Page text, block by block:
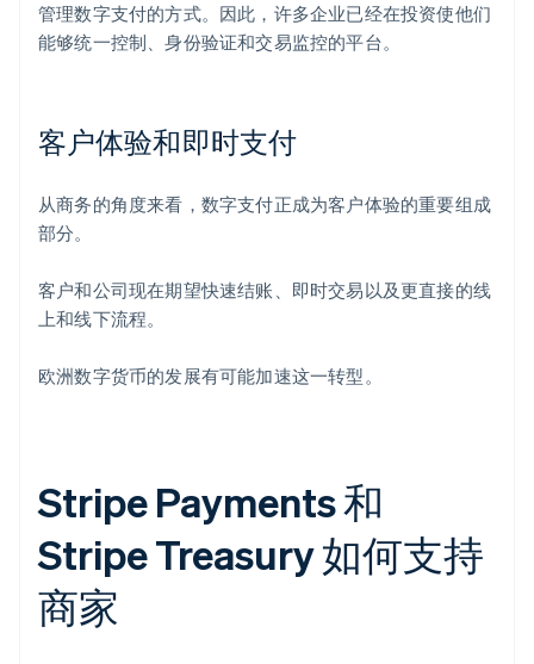
管理数字支付的方式。因此，许多企业已经在投资使他们
能够统一控制、身份验证和交易监控的平台。
客户体验和即时支付
从商务的角度来看，数字支付正成为客户体验的重要组成
部分。
客户和公司现在期望快速结账、即时交易以及更直接的线
上和线下流程。
欧洲数字货币的发展有可能加速这一转型。
Stripe Payments 和
Stripe Treasury 如何支持
商家